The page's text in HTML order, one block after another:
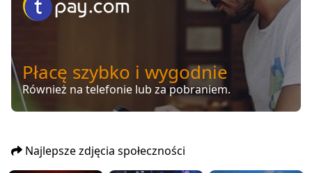
Płacę szybko i wygodnie
Również na telefonie lub za pobraniem.
Najlepsze zdjęcia społeczności